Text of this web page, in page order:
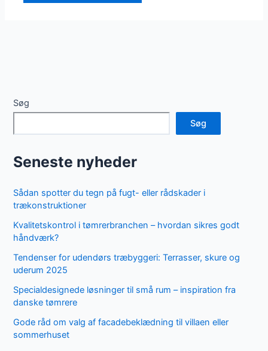
Søg
Søg
Seneste nyheder
Sådan spotter du tegn på fugt- eller rådskader i
trækonstruktioner
Kvalitetskontrol i tømrerbranchen – hvordan sikres godt
håndværk?
Tendenser for udendørs træbyggeri: Terrasser, skure og
uderum 2025
Specialdesignede løsninger til små rum – inspiration fra
danske tømrere
Gode råd om valg af facadebeklædning til villaen eller
sommerhuset